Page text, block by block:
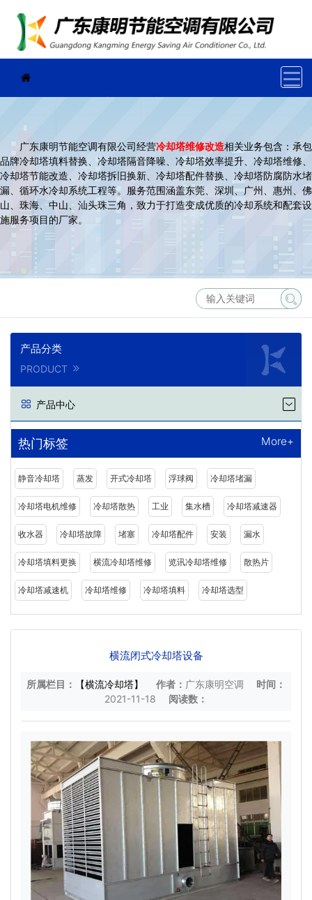
广东康明节能空调有限公司经营冷却塔维修改造相关业务包含：承包
品牌冷却塔填料替换、冷却塔隔音降噪、冷却塔效率提升、冷却塔维修、
冷却塔节能改造、冷却塔拆旧换新、冷却塔配件替换、冷却塔防腐防水堵
漏、循环水冷却系统工程等。服务范围涵盖东莞、深圳、广州、惠州、佛
山、珠海、中山、汕头珠三角，致力于打造变成优质的冷却系统和配套设
施服务项目的厂家。
产品分类
PRODUCT
产品中心
热门标签 More+
静音冷却塔 蒸发 开式冷却塔 浮球阀 冷却塔堵漏
冷却塔电机维修 冷却塔散热 工业 集水槽 冷却塔减速器
收水器 冷却塔故障 堵塞 冷却塔配件 安装 漏水
冷却塔填料更换 横流冷却塔维修 览讯冷却塔维修 散热片
冷却塔减速机 冷却塔维修 冷却塔填料 冷却塔选型
横流闭式冷却塔设备
所属栏目： 【横流冷却塔】 作者： 广东康明空调
时间：
2021-11-18
阅读数：